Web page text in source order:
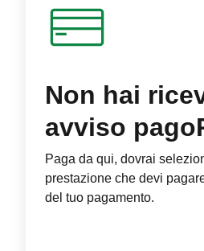
Non hai
avviso
Paga da qui, dovrai
prestazione che devi
del tuo pagamento.